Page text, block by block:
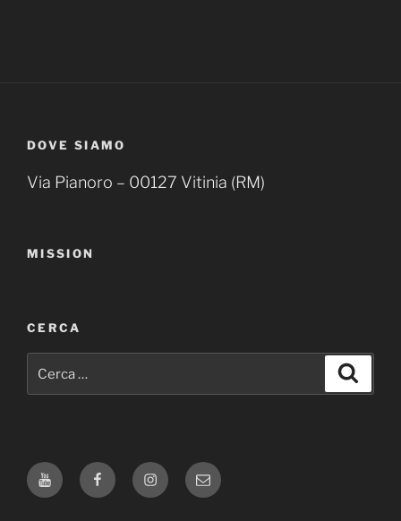
DOVE SIAMO
Via Pianoro – 00127 Vitinia (RM)
MISSION
CERCA
youtube facebookinstagramemail